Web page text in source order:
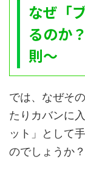
なぜ「
るのか
則〜
では、なぜそ
たりカバンに
ット」として
のでしょうか？